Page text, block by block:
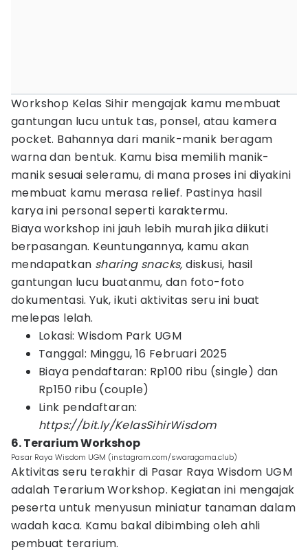
Workshop Kelas Sihir mengajak kamu membuat
gantungan lucu untuk tas, ponsel, atau kamera
pocket. Bahannya dari manik-manik beragam
warna dan bentuk. Kamu bisa memilih manik-
manik sesuai seleramu, di mana proses ini diyakini
membuat kamu merasa relief. Pastinya hasil
karya ini personal seperti karaktermu.
Biaya workshop ini jauh lebih murah jika diikuti
berpasangan. Keuntungannya, kamu akan
mendapatkan sharing snacks, diskusi, hasil
gantungan lucu buatanmu, dan foto-foto
dokumentasi. Yuk, ikuti aktivitas seru ini buat
melepas lelah.
Lokasi: Wisdom Park UGM
Tanggal: Minggu, 16 Februari 2025
Biaya pendaftaran: Rp100 ribu (single) dan
Rp150 ribu (couple)
Link pendaftaran:
https://bit.ly/KelasSihirWisdom
6. Terarium Workshop
Pasar Raya Wisdom UGM (instagram.com/swaragama.club)
Aktivitas seru terakhir di Pasar Raya Wisdom UGM
adalah Terarium Workshop. Kegiatan ini mengajak
peserta untuk menyusun miniatur tanaman dalam
wadah kaca. Kamu bakal dibimbing oleh ahli
pembuat terarium.